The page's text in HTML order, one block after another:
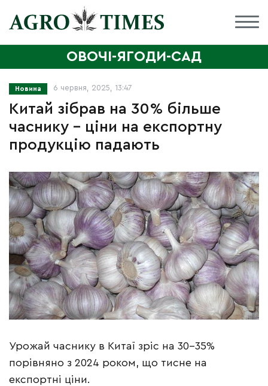
ОВОЧІ-ЯГОДИ-САД
Новина 6 червня, 2025, 13:47
Китай зібрав на 30% більше
часнику – ціни на експортну
продукцію падають
Урожай часнику в Китаї зріс на 30–35%
порівняно з 2024 роком, що тисне на
експортні ціни.